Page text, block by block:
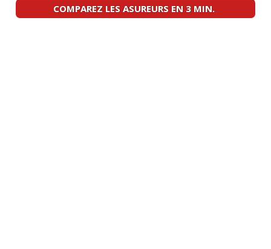
COMPAREZ LES ASUREURS EN 3 MIN.